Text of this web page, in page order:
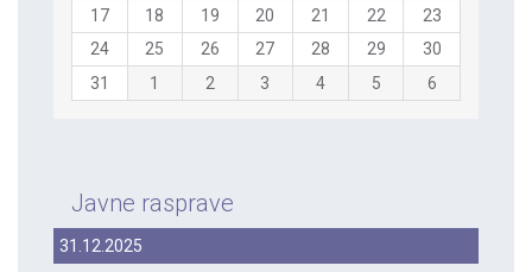
17
18 19 20 21 22
23
24
25 26 27 28 29
30
31
1 2 3 4 5 6
Javne rasprave
31.12.2025